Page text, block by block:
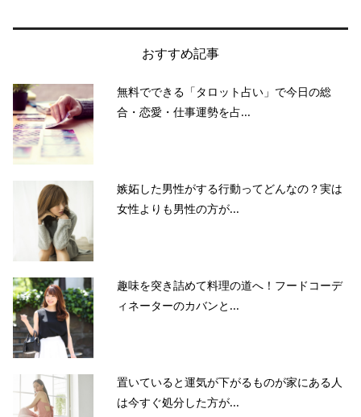
おすすめ記事
無料でできる「タロット占い」で今日の総
合・恋愛・仕事運勢を占...
嫉妬した男性がする行動ってどんなの？実は
女性よりも男性の方が...
趣味を突き詰めて料理の道へ！フードコーデ
ィネーターのカバンと...
置いていると運気が下がるものが家にある人
は今すぐ処分した方が...